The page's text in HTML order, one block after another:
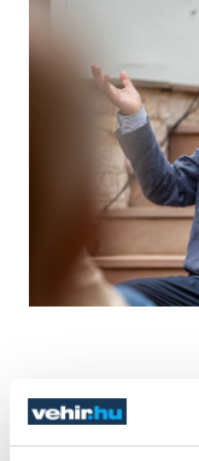
Vass László
megtekintése